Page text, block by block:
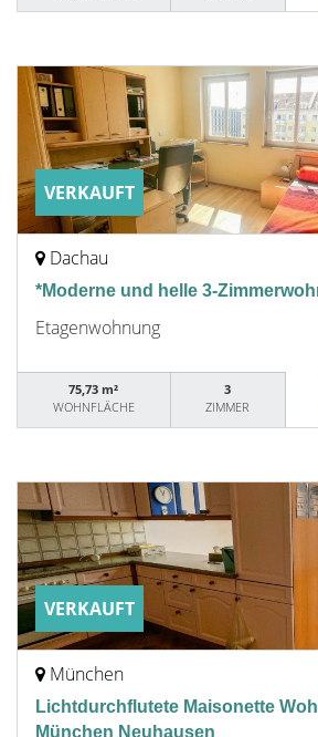
VERKAUFT
Dachau
*Moderne und helle 3-
Etagenwohnung
75,73 m²
WOHNFLÄCHE
3
ZIMMER
VERKAUFT
München
Lichtdurchflutete Maisonette
München Neuhausen